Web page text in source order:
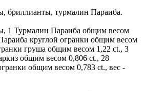
бриллианты, турмалин Параиба.
1 Турмалин Параиба общим весом
круглой огранки общим весом
груша общим весом 1,22 ct., 3
общим весом 0,806 ct., 28
общим весом 0,783 ct., вес -